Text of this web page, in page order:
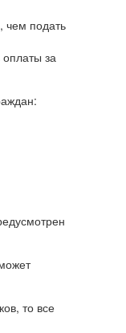
чем подать
оплаты за
то все